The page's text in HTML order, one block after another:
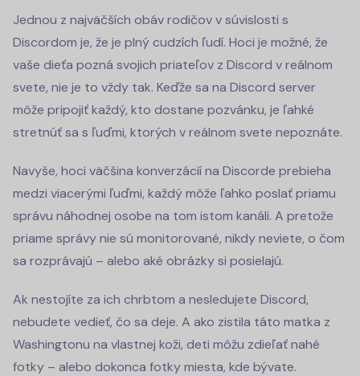
Jednou z najväčších obáv rodičov v súvislosti s
Discordom je, že je plný cudzích ľudí. Hoci je možné, že
vaše dieťa pozná svojich priateľov z Discord v reálnom
svete, nie je to vždy tak. Keďže sa na Discord server
môže pripojiť každý, kto dostane pozvánku, je ľahké
stretnúť sa s ľuďmi, ktorých v reálnom svete nepoznáte.
Navyše, hoci väčšina konverzácií na Discorde prebieha
medzi viacerými ľuďmi, každý môže ľahko poslať priamu
správu náhodnej osobe na tom istom kanáli. A pretože
priame správy nie sú monitorované, nikdy neviete, o čom
sa rozprávajú – alebo aké obrázky si posielajú.
Ak nestojíte za ich chrbtom a nesledujete Discord,
nebudete vedieť, čo sa deje. A ako zistila táto matka z
Washingtonu na vlastnej koži, deti môžu zdieľať nahé
fotky – alebo dokonca fotky miesta, kde bývate.